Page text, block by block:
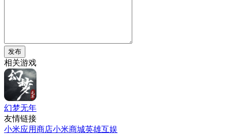
发布
相关游戏
幻梦无年
友情链接
小米应用商店小米商城英雄互娱